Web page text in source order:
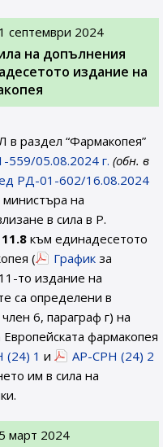
септември 2024
на допълнения
издание на
в раздел “Фармакопея”
559/05.08.2024 г. (обн. в
РД-01-602/16.08.2024
министъра на
в сила в Р.
към единадесетото
(
График за
то издание на
са определени в
6, параграф г) на
фармакопея
(24) 1 и
AP-CPH (24) 2
им в сила на
март 2024